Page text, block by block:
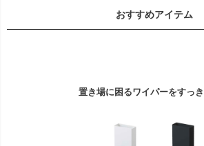
おすすめアイテム
置き場に困るワイパーをすっ